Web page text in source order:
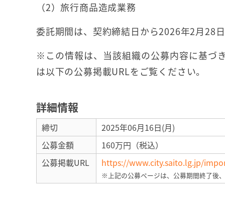
（2）旅行商品造成業務
委託期間は、契約締結日から2026年2月28日
※この情報は、当該組織の公募内容に基づ
は以下の公募掲載URLをご覧ください。
詳細情報
締切
2025年06月16日(月)
公募金額
160万円（税込）
公募掲載URL
https://www.city.saito.lg.jp/
※上記の公募ページは、公募期間終了後